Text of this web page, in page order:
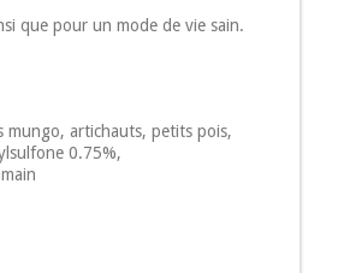
que pour un mode de vie sain.
mungo, artichauts, petits pois,
0.75%,